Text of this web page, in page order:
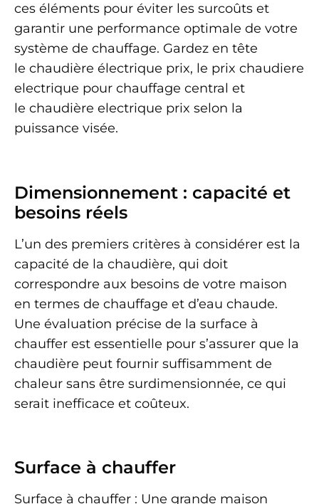
ces éléments pour éviter les surcoûts et
garantir une performance optimale de votre
système de chauffage. Gardez en tête
le chaudière électrique prix, le prix chaudiere
electrique pour chauffage central et
le chaudière electrique prix selon la
puissance visée.
Dimensionnement : capacité et
besoins réels
L’un des premiers critères à considérer est la
capacité de la chaudière, qui doit
correspondre aux besoins de votre maison
en termes de chauffage et d’eau chaude.
Une évaluation précise de la surface à
chauffer est essentielle pour s’assurer que la
chaudière peut fournir suffisamment de
chaleur sans être surdimensionnée, ce qui
serait inefficace et coûteux.
Surface à chauffer
Surface à chauffer : Une grande maison